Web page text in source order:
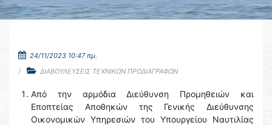
24/11/2023 10:47 πμ.
ΔΙΑΒΟΥΛΕΥΣΕΙΣ ΤΕΧΝΙΚΩΝ ΠΡΟΔΙΑΓΡΑΦΩΝ
Από την αρμόδια Διεύθυνση Προμηθειών και
Εποπτείας Αποθηκών της Γενικής Διεύθυνσης
Οικονομικών Υπηρεσιών του Υπουργείου Ναυτιλίας